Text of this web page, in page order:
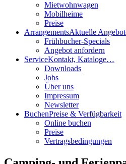
Mietwohnwagen
Mobilheime
Preise
ArrangementsAktuelle
Frühbucher-Specials
Angebot anfordern
ServiceKontakt, Kataloge…
Downloads
Jobs
Über uns
Impressum
Newsletter
BuchenPreise & Verfügbarkeit
Online buchen
Preise
Vertragsbedingungen